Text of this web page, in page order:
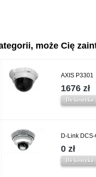
może Cię
AXIS P3301
1676 zł
Do koszyka
D-Link
0 zł
Do koszyka